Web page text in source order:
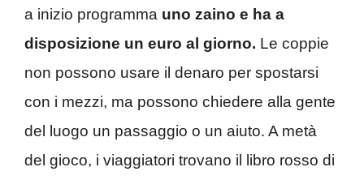
a inizio programma uno zaino e ha a
disposizione un euro al giorno. Le coppie
non possono usare il denaro per spostarsi
con i mezzi, ma possono chiedere alla gente
del luogo un passaggio o un aiuto. A metà
del gioco, i viaggiatori trovano il libro rosso di